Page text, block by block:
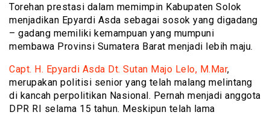
Torehan prestasi dalam memimpin Kabupaten Solok
menjadikan Epyardi Asda sebagai sosok yang digadang
– gadang memiliki kemampuan yang mumpuni
membawa Provinsi Sumatera Barat menjadi lebih maju.
Capt. H. Epyardi Asda Dt. Sutan Majo Lelo, M.Mar,
merupakan politisi senior yang telah malang melintang
di kancah perpolitikan Nasional. Pernah menjadi anggota
DPR RI selama 15 tahun. Meskipun telah lama